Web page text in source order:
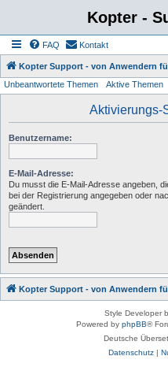
Kopter -
FAQ Kontakt
Kopter Support - von Anwendern
Unbeantwortete Themen Aktive Themen
Aktivierungs-
Benutzername:
E-Mail-Adresse:
Du musst die E-Mail-Adresse angeben,
bei der Registrierung angegeben oder
geändert.
Kopter Support - von Anwendern
Style Developer
Powered by phpBB®
Deutsche
Datenschutz|